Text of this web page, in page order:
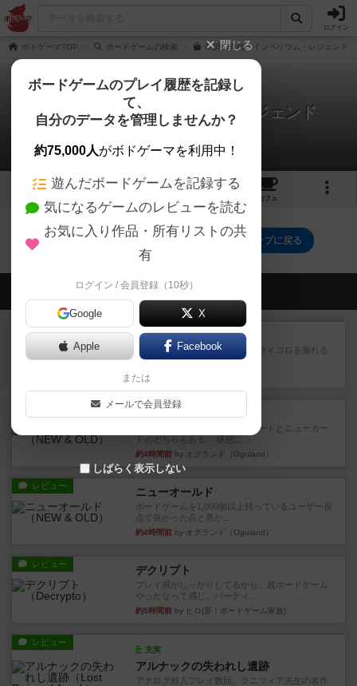
ログイン
ボドゲーマTOP ボードゲームの検索 帝国の時代：インペリウム・レジェンド
帝国の時代:インペリウム・レジェンド
0件の戦略やコツ
1 2
カフェ
帝国の時代:インペリウム・レジェンドのトップに戻る
会員の新しい投稿
レビュー 街コロ通
街コロとの違いは初めから二つサイコロを振れる
など、少しの違いはあるけれ...
約3時間前
ゲーム終了時に、「オールドカードとニューカー
ドのどちらもある」 状態に...
約4時間前 by オグランド（Oguland）
レビュー ニューオールド
ボードゲームを1,000個以上持っているユーザー視
点で良かった点と悪か...
約4時間前 by オグランド（Oguland）
レビュー デクリプト
プレイ感がしっかりしてるから、超ボードゲーム
やったなって感じ。パーティ...
約5時間前 by ヒロ(新！ボードゲーム家族)
レビュー
充実
アルナックの失われし遺跡
アナログ対人プレイ数回。クニツィア先生の名作
閉じる
ボードゲームのプレイ履歴を記録し
て、
自分のデータを管理しませんか？
約75,000人がボドゲーマを利用中！
遊んだボードゲームを記録する
気になるゲームのレビューを読む
お気に入り作品・所有リストの共
有
ログイン / 会員登録（10秒）
Google X
Apple Facebook
または
メールで会員登録
しばらく表示しない